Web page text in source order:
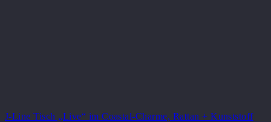
J-Line Tisch „Live“ im Coastal-Charme, Rattan + Kunststoff